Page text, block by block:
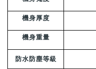
機身厚度
機身重量
防水防塵等級